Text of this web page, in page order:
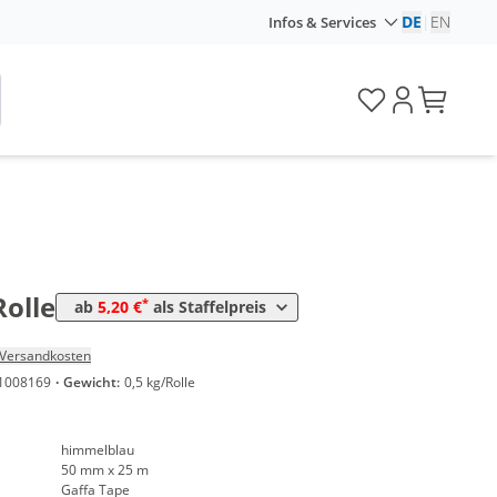
Infos & Services DE EN
ab 5,20 €* als Staffelpreis
5,20 € 0,21 €*/1m
Versandkosten
· Gewicht: 0,5 kg/Rolle
himmelblau
50 mm x 25 m
Gaffa Tape